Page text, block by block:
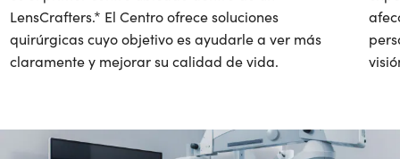
LensCrafters.* El Centro ofrece soluciones
quirúrgicas cuyo objetivo es ayudarle a ver más
claramente y mejorar su calidad de vida.